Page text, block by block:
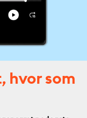
hvor som